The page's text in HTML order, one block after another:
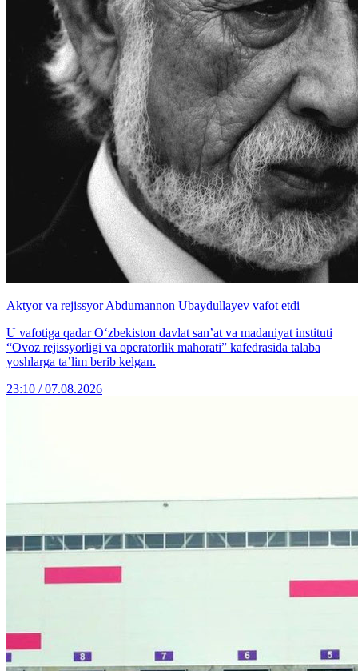
Aktyor va rejissyor Abdumannon Ubaydullayev vafot etdi
U vafotiga qadar O‘zbekiston davlat san’at va madaniyat instituti
“Ovoz rejissyorligi va operatorlik mahorati” kafedrasida talaba
yoshlarga ta’lim berib kelgan.
23:10 / 07.08.2026